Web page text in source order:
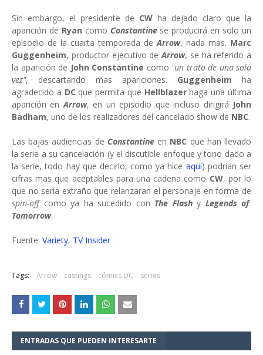
Sin embargo, el presidente de CW ha dejado claro que la
aparición de Ryan como Constantine se producirá en solo un
episodio de la cuarta temporada deArrow, nada mas. Marc
Guggenheim, productor ejecutivo deArrow, se ha referido a
la aparición de John Constantine como "un trato de una sola
vez", descartando mas apariciones. Guggenheim ha
agradecido a DC que permita que Hellblazerhaga una última
aparición enArrow, en un episodio que incluso dirigirá John
Badham, uno de los realizadores del cancelado show de NBC.
Las bajas audiencias de Constantine en NBC que han llevado
la serie a su cancelación (y el discutible enfoque y tono dado a
la serie, todo hay que decirlo, como ya hice aquí) podrían ser
cifras mas que aceptables para una cadena como CW, por lo
que no sería extraño que relanzaran el personaje en forma de
spin-offcomo ya ha sucedido con The Flashy Legends of
Tomorrow.
Fuente: Variety, TV Insider
Tags: Arrow castings cómics DC series
ENTRADAS QUE PUEDEN INTERESARTE